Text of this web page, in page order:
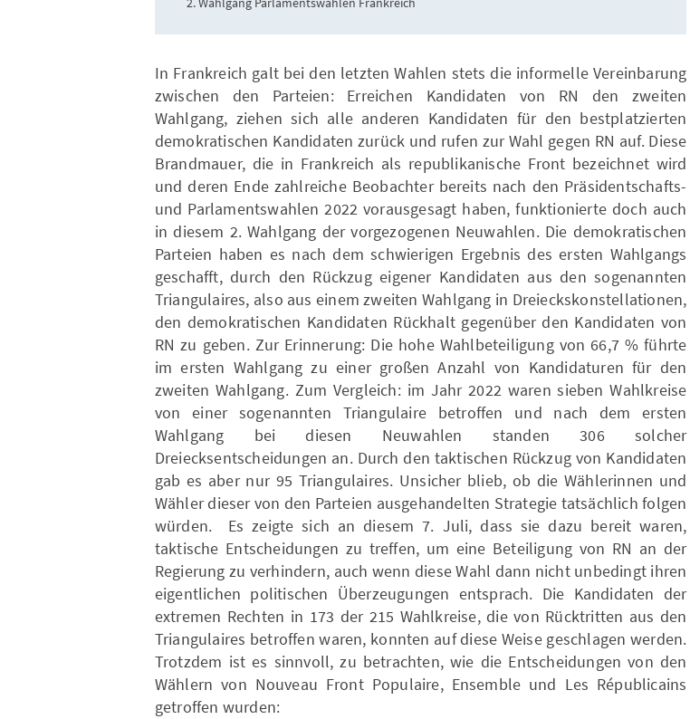
In Frankreich galt bei den letzten Wahlen stets die informelle Vereinbarung
zwischen den Parteien: Erreichen Kandidaten von RN den zweiten
Wahlgang, ziehen sich alle anderen Kandidaten für den bestplatzierten
demokratischen Kandidaten zurück und rufen zur Wahl gegen RN auf. Diese
Brandmauer, die in Frankreich als republikanische Front bezeichnet wird
und deren Ende zahlreiche Beobachter bereits nach den Präsidentschafts-
und Parlamentswahlen 2022 vorausgesagt haben, funktionierte doch auch
in diesem 2. Wahlgang der vorgezogenen Neuwahlen. Die demokratischen
Parteien haben es nach dem schwierigen Ergebnis des ersten Wahlgangs
geschafft, durch den Rückzug eigener Kandidaten aus den sogenannten
Triangulaires, also aus einem zweiten Wahlgang in Dreieckskonstellationen,
den demokratischen Kandidaten Rückhalt gegenüber den Kandidaten von
RN zu geben. Zur Erinnerung: Die hohe Wahlbeteiligung von 66,7 % führte
im ersten Wahlgang zu einer großen Anzahl von Kandidaturen für den
zweiten Wahlgang. Zum Vergleich: im Jahr 2022 waren sieben Wahlkreise
von einer sogenannten Triangulaire betroffen und nach dem ersten
Wahlgang bei diesen Neuwahlen standen 306 solcher
Dreiecksentscheidungen an. Durch den taktischen Rückzug von Kandidaten
gab es aber nur 95 Triangulaires. Unsicher blieb, ob die Wählerinnen und
Wähler dieser von den Parteien ausgehandelten Strategie tatsächlich folgen
würden. Es zeigte sich an diesem 7. Juli, dass sie dazu bereit waren,
taktische Entscheidungen zu treffen, um eine Beteiligung von RN an der
Regierung zu verhindern, auch wenn diese Wahl dann nicht unbedingt ihren
eigentlichen politischen Überzeugungen entsprach. Die Kandidaten der
extremen Rechten in 173 der 215 Wahlkreise, die von Rücktritten aus den
Triangulaires betroffen waren, konnten auf diese Weise geschlagen werden.
Trotzdem ist es sinnvoll, zu betrachten, wie die Entscheidungen von den
Wählern von Nouveau Front Populaire, Ensemble und Les Républicains
getroffen wurden: